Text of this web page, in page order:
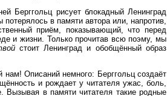
Берггольц рисует блокадный Ленинград
в памяти автора или, напротив,
приём, показывающий, что перед
и жизни. Только прочитав всю поэму, мы
стоит Ленинград и обобщённый образ
Описаний немного: Берггольц создаёт
и рождает у читателя ужас, боль,
Вызывая в памяти читателя такие родные